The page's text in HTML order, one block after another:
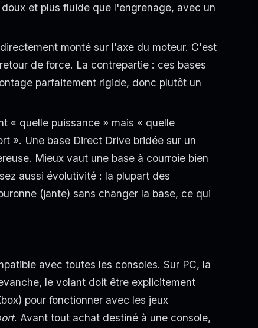
et plus fluide que l'engrenage, avec un
monté sur l'axe du moteur. C'est
de force. La contrepartie : ces bases
parfaitement rigide, donc plutôt un
« quelle puissance » mais « quelle
». Une base Direct Drive bridée sur un
Mieux vaut une base à courroie bien
aussi évolutivité : la plupart des
(jante) sans changer la base, ce qui
avec toutes les consoles. Sur PC, la
le volant doit être explicitement
pour fonctionner avec les jeux
. Avant tout achat destiné à une console,